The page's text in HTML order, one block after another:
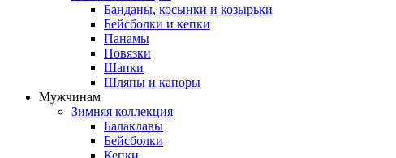
Банданы, косынки и козырьки
Бейсболки и кепки
Панамы
Повязки
Шапки
Шляпы и капоры
Мужчинам
Зимняя коллекция
Балаклавы
Бейсболки
Кепки